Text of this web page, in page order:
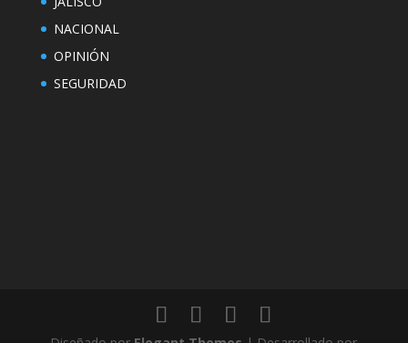
NACIONAL
OPINIÓN
SEGURIDAD